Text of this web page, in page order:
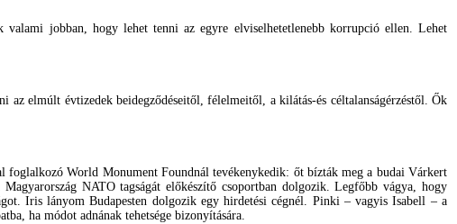
jobban, hogy lehet tenni az egyre elviselhetetlenebb korrupció ellen. Lehet
elmúlt évtizedek beidegződéseitől, félelmeitől, a kilátás-és céltalanságérzéstől. Ők
foglalkozó World Monument Foundnál tevékenykedik: őt bízták meg a budai Várkert
NATO tagságát előkészítő csoportban dolgozik. Legfőbb vágya, hogy
Iris lányom Budapesten dolgozik egy hirdetési cégnél. Pinki – vagyis Isabell – a
ha módot adnának tehetsége bizonyítására.